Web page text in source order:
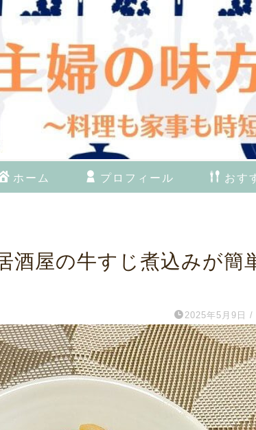
ホーム プロフィール おす
酒屋の牛すじ煮込みが簡
2025年5月9日 /